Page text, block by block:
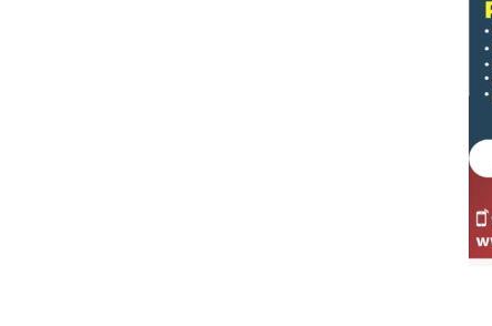
गृहमंत्री शाह ने किया शहीद